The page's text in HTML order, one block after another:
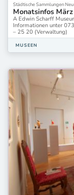
Städtische Sammlungen
Monatsinfos
A Edwin Scharff
Informationen unter
– 25 20 (Verwaltung)
MUSEEN